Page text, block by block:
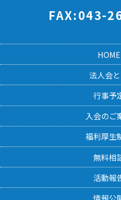
FAX:043-
HOME
法人会
行事予
入会のご
福利厚生
無料相
活動報